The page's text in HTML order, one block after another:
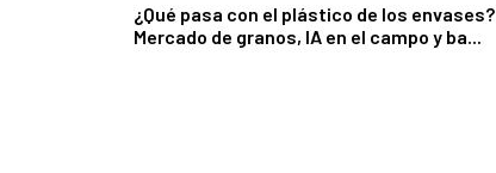
¿Qué pasa con el plástico de los envases?
Mercado de granos, IA en el campo y ba...